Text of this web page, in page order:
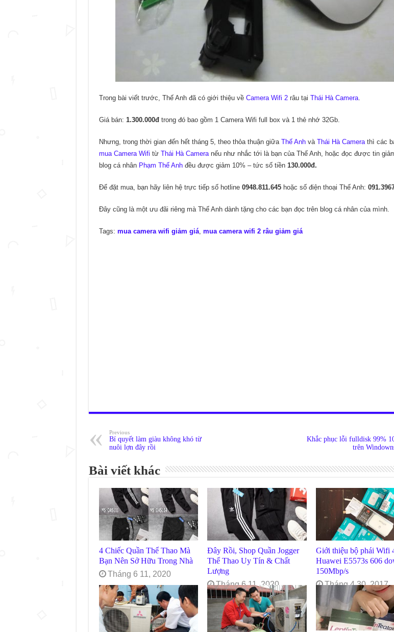
Trong bài viết trước, Thế Anh đã có giới thiệu về Camera Wifi 2râu tại Thái Hà Camera.
Giá bán: 1.300.000đtrong đó bao gồm 1 Camera Wifi full box và 1 thẻ nhớ 32Gb.
Nhưng, trong thời gian đến hết tháng 5, theo thỏa thuận giữa Thế Anhvà Thái Hà Camerathì các
mua Camera Wifi từ Thái Hà Cameranếu như nhắc tới là bạn của Thế Anh, hoặc đọc được tin
blog cá nhân Phạm Thế Anhđều được giảm 10% – tức số tiền 130.000đ.
Để đặt mua, bạn hãy liên hệ trực tiếp số hotline 0948.811.645hoặc số điện thoại Thế Anh:
Đây cũng là một ưu đãi riêng mà Thế Anh dành tặng cho các bạn đọc trên blog cá nhân của mình.
Tags: mua camera wifi giảm giá, mua camera wifi 2 râu giảm giá
Previous
Bí quyết làm giàu không khó từ
nuôi lợn đây rồi
Khắc phục lỗi fulldisk 99%
trên
Bài viết khác
4 Chiếc Quần Thể Thao Mà
Bạn Nên Sở Hữu Trong Nhà
Tháng 6 11, 2020
Đây Rồi, Shop Quần Jogger
Thể Thao Uy Tín & Chất
Lượng
Tháng 6 11, 2020
Giới thiệu bộ phái Wifi
Huawei E5573s 606
150Mbp/s
Tháng 4 30, 2017